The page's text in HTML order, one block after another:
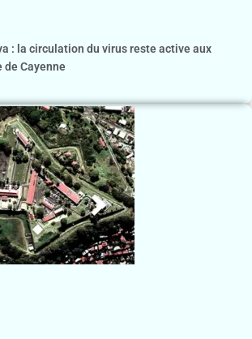
: la circulation du virus reste active aux
de Cayenne